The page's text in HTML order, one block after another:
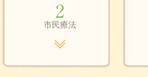
市民療法